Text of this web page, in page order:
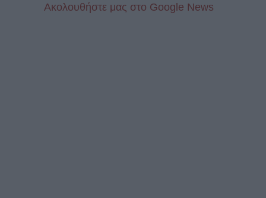
Aκολουθήστε μας στo Google News